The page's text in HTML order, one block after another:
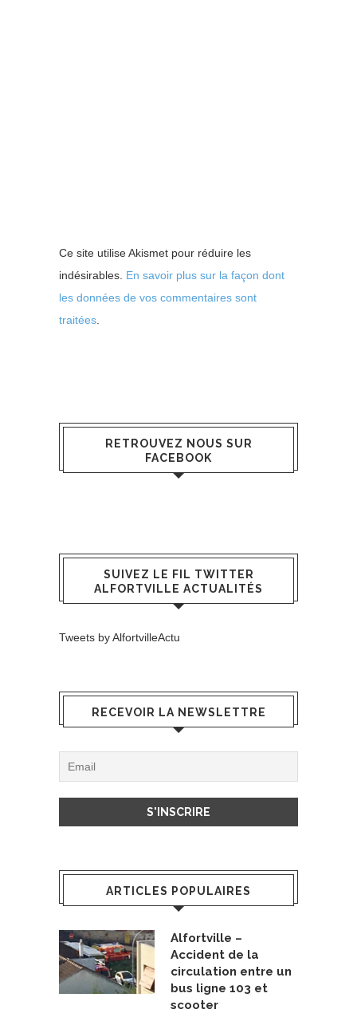
Ce site utilise Akismet pour réduire les
indésirables. En savoir plus sur la façon dont
les données de vos commentaires sont
traitées.
RETROUVEZ NOUS SUR
FACEBOOK
SUIVEZ LE FIL TWITTER
ALFORTVILLE ACTUALITÉS
Tweets by AlfortvilleActu
RECEVOIR LA NEWSLETTRE
ARTICLES POPULAIRES
Alfortville –
Accident de la
circulation entre un
bus ligne 103 et
scooter